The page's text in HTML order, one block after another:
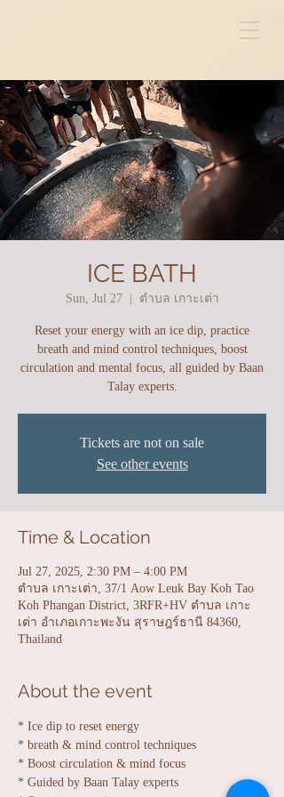
ICE BATH
Sun, Jul 27
  |
ตำบล เกาะเต่า
Reset your energy with an ice dip, practice
breath and mind control techniques, boost
circulation and mental focus, all guided by Baan
Talay experts.
Tickets are not on sale
See other events
Time & Location
Jul 27, 2025, 2:30 PM – 4:00 PM
ตำบล เกาะเต่า, 37/1 Aow Leuk Bay Koh Tao
Koh Phangan District, 3RFR+HV ตำบล เกาะ
เต่า อำเภอเกาะพะงัน สุราษฎร์ธานี 84360,
Thailand
About the event
* Ice dip to reset energy
* breath & mind control techniques
* Boost circulation & mind focus
* Guided by Baan Talay experts